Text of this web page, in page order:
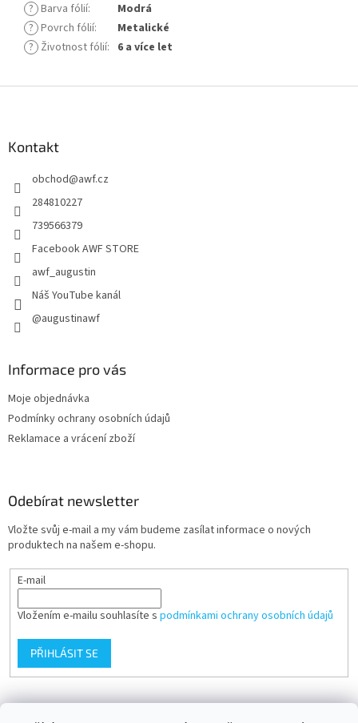
? Barva fólií:
Modrá
? Povrch fólií:
Metalické
? Životnost fólií: 6 a více let
Kontakt
obchod@awf.cz
284810227
739566379
Facebook AWF STORE
awf_augustin
Náš YouTube kanál
@augustinawf
Informace pro vás
Moje objednávka
Podmínky ochrany osobních údajů
Reklamace a vrácení zboží
Odebírat newsletter
Vložte svůj e-mail a my vám budeme zasílat informace o nových
produktech na našem e-shopu.
E-mail
Vložením e-mailu souhlasíte s podmínkami ochrany osobních údajů
PŘIHLÁSIT SE